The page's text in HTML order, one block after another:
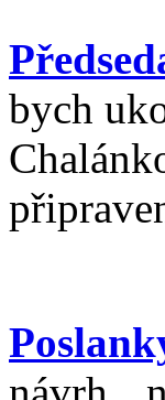
bych